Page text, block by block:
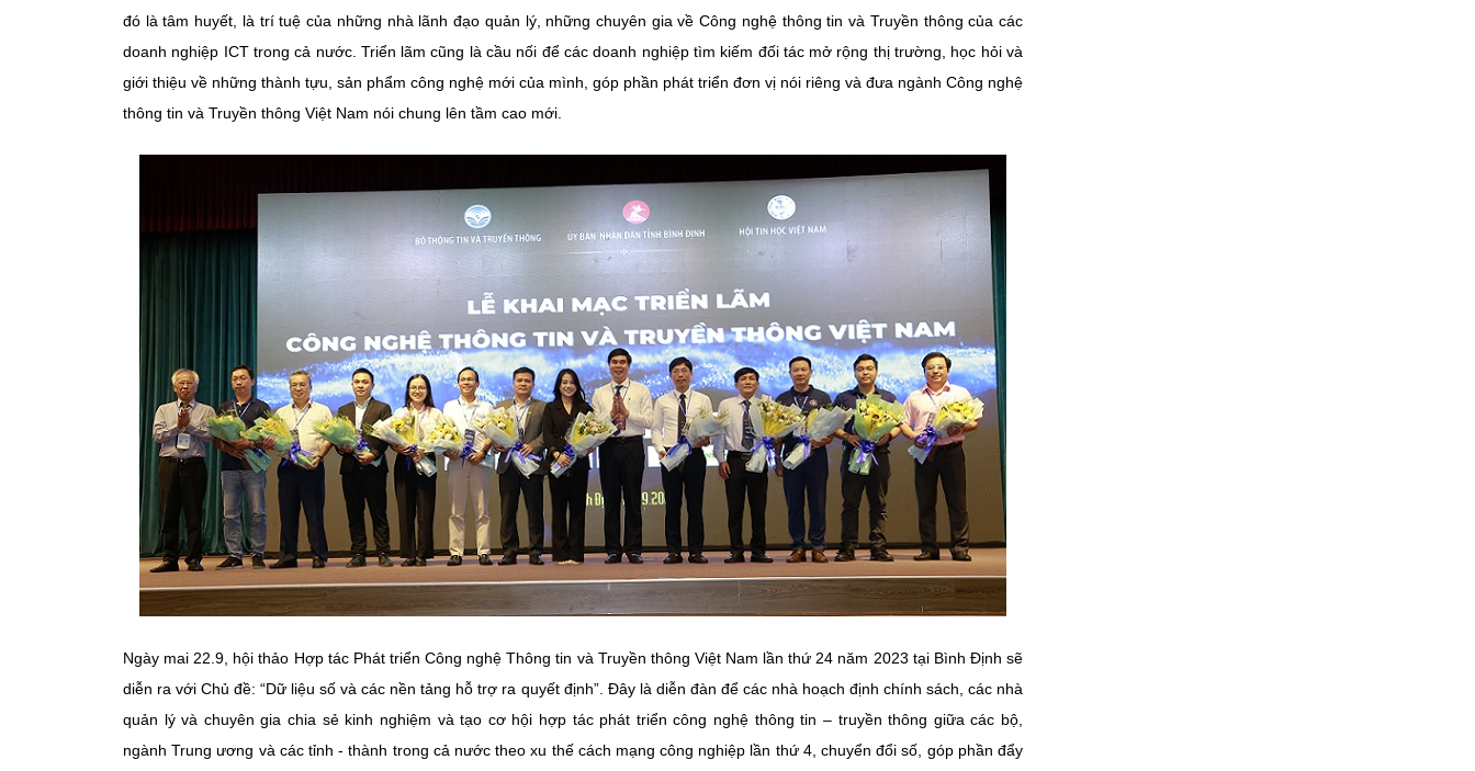
đó là tâm huyết, là trí tuệ của những nhà lãnh đạo quản lý, những chuyên gia về Công nghệ thông tin và Truyền thông của các
doanh nghiệp ICT trong cả nước. Triển lãm cũng là cầu nối để các doanh nghiệp tìm kiếm đối tác mở rộng thị trường, học hỏi và
giới thiệu về những thành tựu, sản phẩm công nghệ mới của mình, góp phần phát triển đơn vị nói riêng và đưa ngành Công nghệ
thông tin và Truyền thông Việt Nam nói chung lên tầm cao mới.
Ngày mai 22.9, hội thảo Hợp tác Phát triển Công nghệ Thông tin và Truyền thông Việt Nam lần thứ 24 năm 2023 tại Bình Định sẽ
diễn ra với Chủ đề: “Dữ liệu số và các nền tảng hỗ trợ ra quyết định”. Đây là diễn đàn để các nhà hoạch định chính sách, các nhà
quản lý và chuyên gia chia sẻ kinh nghiệm và tạo cơ hội hợp tác phát triển công nghệ thông tin – truyền thông giữa các bộ,
ngành Trung ương và các tỉnh - thành trong cả nước theo xu thế cách mạng công nghiệp lần thứ 4, chuyển đổi số, góp phần đẩy